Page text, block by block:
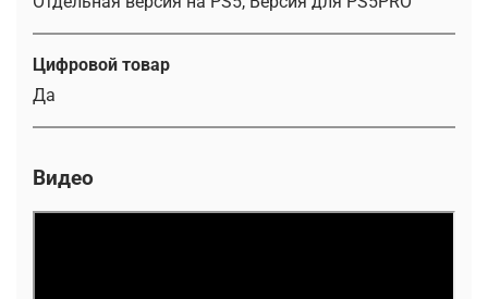
Цифровой товар
Да
Видео